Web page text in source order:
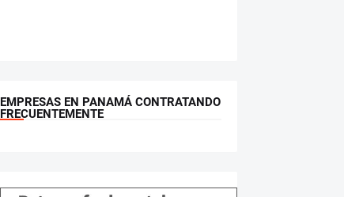
EMPRESAS EN PANAMÁ CONTRATANDO
FRECUENTEMENTE